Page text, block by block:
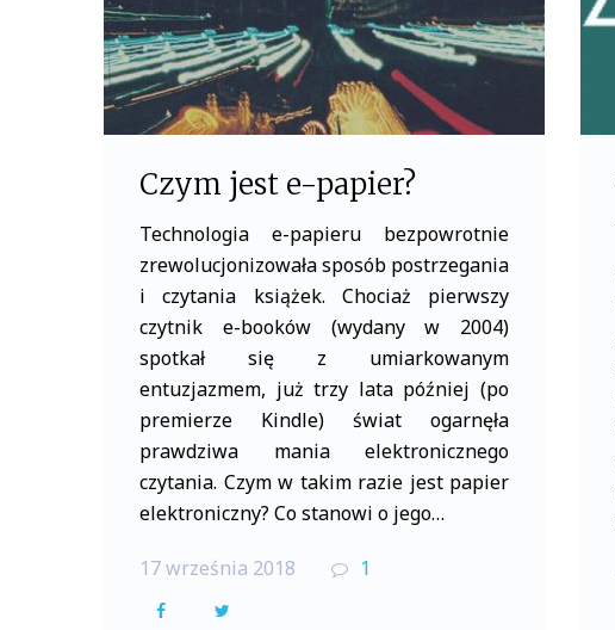
Czym jest e-papier?
Technologia e-papieru bezpowrotnie
zrewolucjonizowała sposób postrzegania
i czytania książek. Chociaż pierwszy
czytnik e-booków (wydany w 2004)
spotkał się z umiarkowanym
entuzjazmem, już trzy lata później (po
premierze Kindle) świat ogarnęła
prawdziwa mania elektronicznego
czytania. Czym w takim razie jest papier
elektroniczny? Co stanowi o jego…
17 września 2018 1
F